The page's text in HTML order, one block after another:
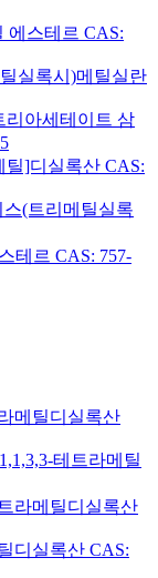
에스테르 CAS:
실록시)메틸실란
리아세테이트 삼
틸]디실록산 CAS:
(트리메틸실록
테르 CAS: 757-
메틸디실록산
테트라메틸
라메틸디실록산
디실록산 CAS: